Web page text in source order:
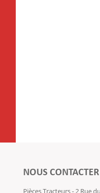
NOUS CONTACTER